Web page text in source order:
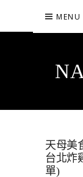
content
MENU
天母美
台北炸
單)